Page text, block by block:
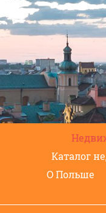
Каталог
О Польше